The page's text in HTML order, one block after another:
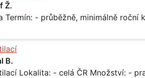
Ž.
B.
odběry v